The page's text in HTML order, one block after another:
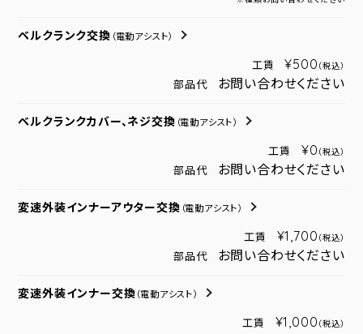
ベルクランク交換 （電動アシスト）
工賃 ¥500 （税込）
部品代 お問い合わせください
ベルクランクカバー、ネジ交換 （電動アシスト）
工賃 ¥0 （税込）
部品代 お問い合わせください
変速外装インナーアウター交換 （電動アシスト）
工賃 ¥1,700 （税込）
部品代 お問い合わせください
変速外装インナー交換 （電動アシスト）
工賃 ¥1,000 （税込）